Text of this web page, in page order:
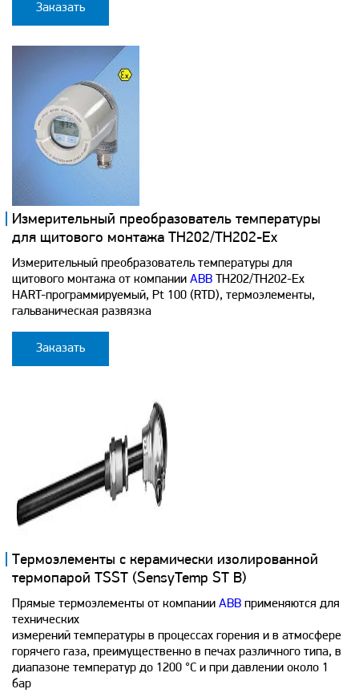
Заказать
Измерительный преобразователь температуры
для щитового монтажа TH202/TH202-Ex
Измерительный преобразователь температуры для
щитового монтажа от компании ABB TH202/TH202-Ex
HART-программируемый, Pt 100 (RTD), термоэлементы,
гальваническая развязка
Заказать
Термоэлементы с керамически изолированной
термопарой TSST (SensyTemp ST B)
Прямые термоэлементы от компании ABB применяются для
технических
измерений температуры в процессах горения и в атмосфере
горячего газа, преимущественно в печах различного типа, в
диапазоне температур до 1200 °C и при давлении около 1
бар